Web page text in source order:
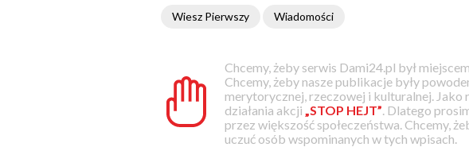
Wiesz Pierwszy Wiadomości
Chcemy, żeby serwis Dami24.pl był
Chcemy, żeby nasze publikacje były
merytorycznej, rzeczowej i kulturalnej.
działania akcji „STOP HEJT” . Dlatego
przez większość społeczeństwa. Chcemy,
uczuć osób wspominanych w tych wpisach.